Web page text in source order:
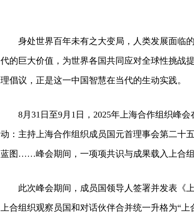
身处世界百年未有之大变局，人类发展面临的
代的巨大价值，为世界各国共同应对全球性挑战
理倡议，正是这一中国智慧在当代的生动实践。
8月31日至9月1日，2025年上海合作组织峰会
动：主持上海合作组织成员国元首理事会第二十
蓝图……峰会期间，一项项共识与成果载入上合组
此次峰会期间，成员国领导人签署并发表《上
上合组织观察员国和对话伙伴合并统一升格为“上